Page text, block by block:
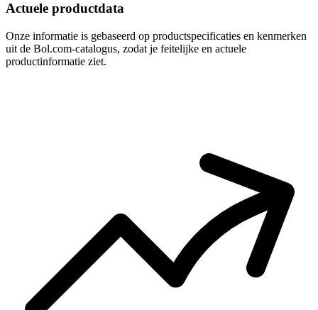
Actuele productdata
Onze informatie is gebaseerd op productspecificaties en kenmerken
uit de Bol.com-catalogus, zodat je feitelijke en actuele
productinformatie ziet.